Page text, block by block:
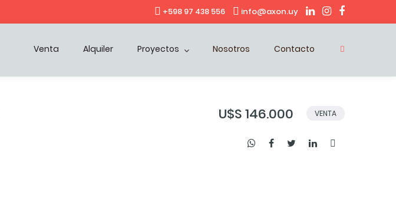
+598 97 438 556 info@axon.uy
Venta Alquiler Proyectos Nosotros Contacto
U$S 146.000 VENTA